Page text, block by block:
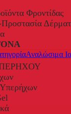
Φροντίδας
Αναλώσιμα